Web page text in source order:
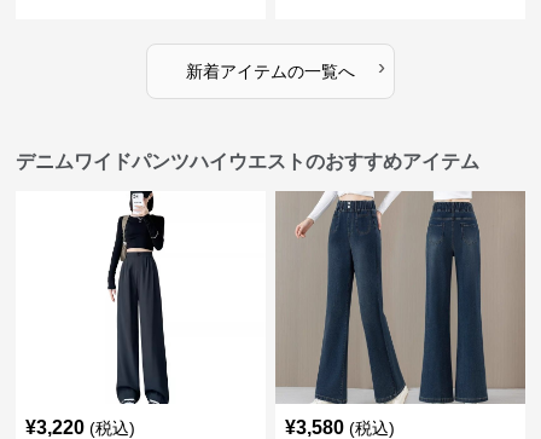
新着アイテムの一覧へ ›
デニムワイドパンツハイウエストのおすすめアイテム
¥3,220 (税込) ¥3,580 (税込)